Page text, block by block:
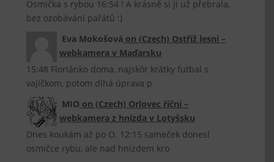
Osmička s rybou 16:54 ! A krásně si ji už přebrala,
bez ozobávání pařátů :)
Eva Mokošová on (Czech) Ostříž lesní –
webkamera v Maďarsku
15:48 Floriánko doma, najskôr krátky futbal s
vajíčkom, potom dlhá úprava p
MIO on (Czech) Orlovec říční –
webkamera z hnízda v Lotyšsku
Dnes koukám až po O. 12:15 sameček donesl
osmičce rybu, ale nad hnízdem kro